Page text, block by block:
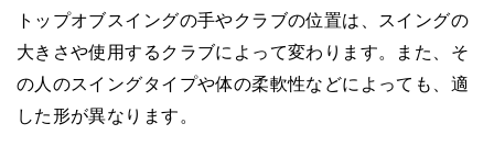
トップオブスイングの手やクラブの位置は、スイングの
大きさや使用するクラブによって変わります。また、そ
の人のスイングタイプや体の柔軟性などによっても、適
した形が異なります。